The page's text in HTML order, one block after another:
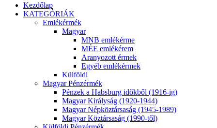
Kezdőlap
KATEGÓRIÁK
Emlékérmék
Magyar
MNB emlékérme
MÉE emlékérem
Aranyozott érmek
Egyéb emlékérmek
Külföldi
Magyar Pénzérmék
Pénzek a Habsburg időkből (1916-ig)
Magyar Királyság (1920-1944)
Magyar Népköztársaság (1945-1989)
Magyar Köztársaság (1990-től)